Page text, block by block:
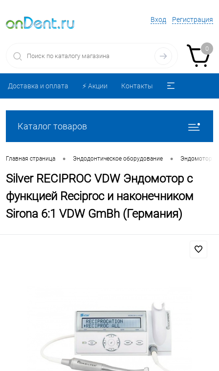
Вход Регистрация
0
Доставка и оплата ⚡️ Акции Контакты
Каталог товаров
Главная страница • Эндодонтическое оборудование • Эндомоторы
Silver RECIPROC VDW Эндомотор с
функцией Reciproc и наконечником
Sirona 6:1 VDW GmBh (Германия)